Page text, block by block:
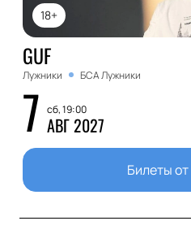
18+
GUF
Лужники БСА Лужники
7 сб, 19:00
АВГ 2027
Билеты от